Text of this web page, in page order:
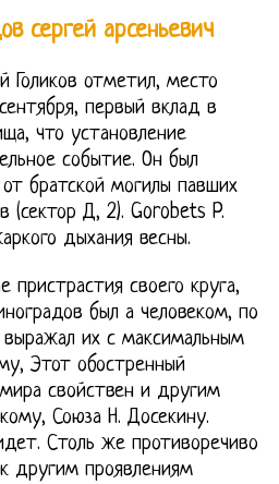
сергей арсеньевич
Голиков отметил, место
первый вклад в
что установление
событие. Он был
братской могилы павших
(сектор Д, 2). Gorobets P.
дыхания весны.
пристрастия своего круга,
был а человеком, по
их с максимальным
Этот обостренный
свойствен и другим
Союза Н. Досекину.
Столь же противоречиво
другим проявлениям